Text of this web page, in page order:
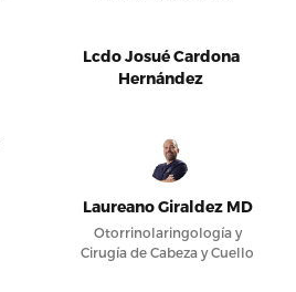
Lcdo Josué Cardona
Hernández
Laureano Giraldez MD
Otorrinolaringología y
Cirugía de Cabeza y Cuello